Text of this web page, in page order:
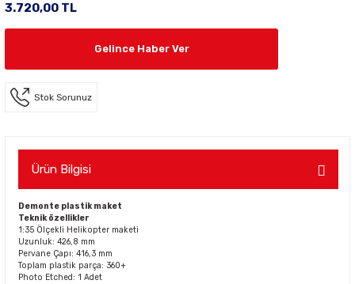
3.720,00 TL
Gelince Haber Ver
Stok Sorunuz
Ürün Bilgisi
Demonte plastik maket
Teknik özellikler
1:35 Ölçekli Helikopter maketi
Uzunluk: 426,8 mm
Pervane Çapı: 416,3 mm
Toplam plastik parça: 360+
Photo Etched: 1 Adet